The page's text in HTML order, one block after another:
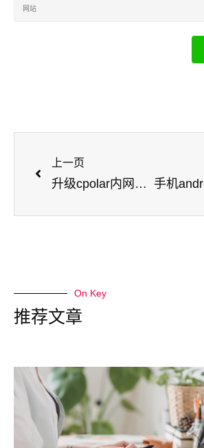
上一页
升级cpolar内网穿透能够获得的功能
On Key
推荐文章